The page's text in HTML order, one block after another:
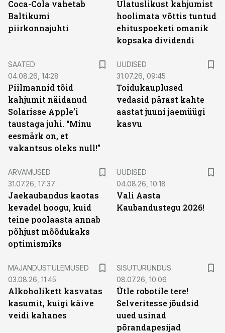
Coca-Cola vahetab
Baltikumi
piirkonnajuhti
Ulatuslikust kahjumist
hoolimata võttis tuntud
ehituspoeketi omanik
kopsaka dividendi
SAATED
04.08.26, 14:28
Piilmannid tõid
kahjumit näidanud
Solarisse Apple’i
taustaga juhi. “Minu
eesmärk on, et
vakantsus oleks null!”
UUDISED
31.07.26, 09:45
Toidukauplused
vedasid pärast kahte
aastat juuni jaemüügi
kasvu
ARVAMUSED
31.07.26, 17:37
Jaekaubandus kaotas
kevadel hoogu, kuid
teine poolaasta annab
põhjust mõõdukaks
optimismiks
UUDISED
04.08.26, 10:18
Vali Aasta
Kaubandustegu 2026!
MAJANDUSTULEMUSED
03.08.26, 11:45
Alkoholikett kasvatas
kasumit, kuigi käive
veidi kahanes
SISUTURUNDUS
08.07.26, 10:06
Ütle robotile tere!
Selveritesse jõudsid
uued usinad
põrandapesijad